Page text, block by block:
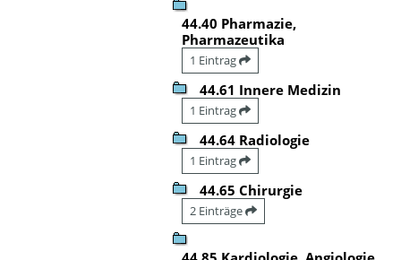
44.40 Pharmazie,
Pharmazeutika
1 Eintrag
44.61 Innere Medizin
1 Eintrag
44.64 Radiologie
1 Eintrag
44.65 Chirurgie
2 Einträge